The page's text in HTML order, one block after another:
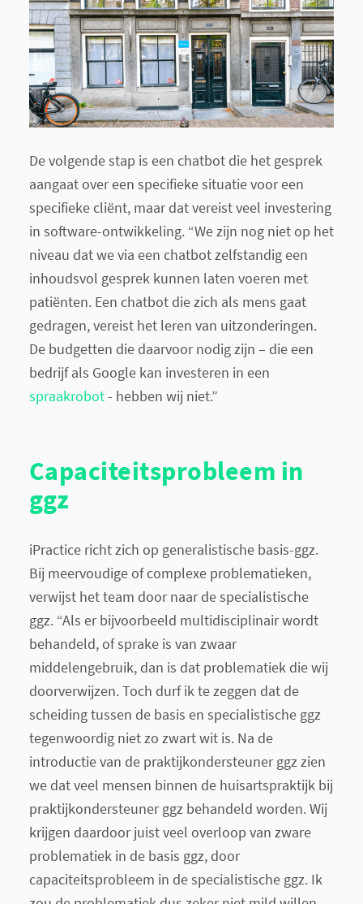
De volgende stap is een chatbot die het gesprek
aangaat over een specifieke situatie voor een
specifieke cliënt, maar dat vereist veel investering
in software-ontwikkeling. “We zijn nog niet op het
niveau dat we via een chatbot zelfstandig een
inhoudsvol gesprek kunnen laten voeren met
patiënten. Een chatbot die zich als mens gaat
gedragen, vereist het leren van uitzonderingen.
De budgetten die daarvoor nodig zijn – die een
bedrijf als Google kan investeren in een
spraakrobot- hebben wij niet.”
Capaciteitsprobleem in
ggz
iPractice richt zich op generalistische basis-ggz.
Bij meervoudige of complexe problematieken,
verwijst het team door naar de specialistische
ggz. “Als er bijvoorbeeld multidisciplinair wordt
behandeld, of sprake is van zwaar
middelengebruik, dan is dat problematiek die wij
doorverwijzen. Toch durf ik te zeggen dat de
scheiding tussen de basis en specialistische ggz
tegenwoordig niet zo zwart wit is. Na de
introductie van de praktijkondersteuner ggz zien
we dat veel mensen binnen de huisartspraktijk bij
praktijkondersteuner ggz behandeld worden. Wij
krijgen daardoor juist veel overloop van zware
problematiek in de basis ggz, door
capaciteitsprobleem in de specialistische ggz. Ik